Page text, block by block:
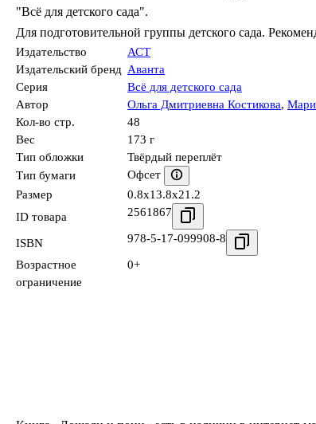
"Всё для детского сада".
Для подготовительной группы детского сада.
Издательство
АСТ
Издательский бренд Аванта
Серия
Всё для детского сада
Автор
Ольга Дмитриевна Костикова,
Кол-во стр.
48
Вес
173 г
Тип обложки
Твёрдый переплёт
Тип бумаги
Офсет
Размер
0.8x13.8x21.2
ID товара
2561867
ISBN 978-5-17-099908-8
Возрастное
ограничение
0+